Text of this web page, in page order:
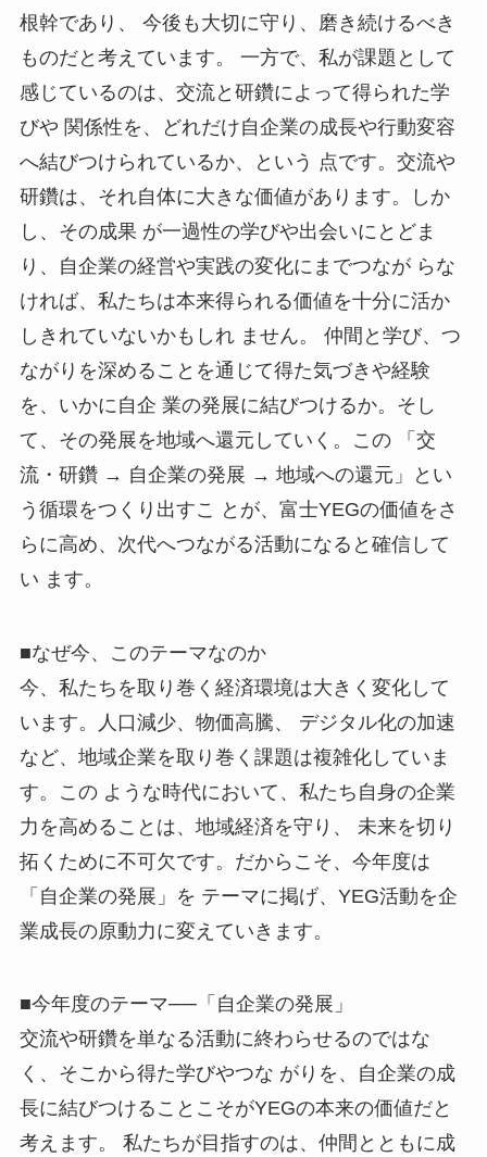
根幹であり、 今後も大切に守り、磨き続けるべき
ものだと考えています。 一方で、私が課題として
感じているのは、交流と研鑽によって得られた学
びや 関係性を、どれだけ自企業の成長や行動変容
へ結びつけられているか、という 点です。交流や
研鑽は、それ自体に大きな価値があります。しか
し、その成果 が一過性の学びや出会いにとどま
り、自企業の経営や実践の変化にまでつなが らな
ければ、私たちは本来得られる価値を十分に活か
しきれていないかもしれ ません。 仲間と学び、つ
ながりを深めることを通じて得た気づきや経験
を、いかに自企 業の発展に結びつけるか。そし
て、その発展を地域へ還元していく。この
「交
流・研鑽 → 自企業の発展 → 地域への還元」とい
う循環をつくり出すこ
とが、富士YEGの価値をさ
らに高め、次代へつながる活動になると確信して
い ます。
■なぜ今、このテーマなのか
今、私たちを取り巻く経済環境は大きく変化して
います。人口減少、物価高騰、 デジタル化の加速
など、地域企業を取り巻く課題は複雑化していま
す。この ような時代において、私たち自身の企業
力を高めることは、地域経済を守り、 未来を切り
拓くために不可欠です。だからこそ、今年度は
「自企業の発展」を テーマに掲げ、YEG活動を企
業成長の原動力に変えていきます。
■今年度のテーマ──「自企業の発展」
交流や研鑽を単なる活動に終わらせるのではな
く、そこから得た学びやつな がりを、自企業の成
長に結びつけることこそがYEGの本来の価値だと
考えます。 私たちが目指すのは、仲間とともに成